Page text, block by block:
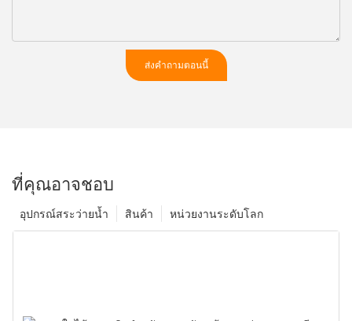
ส่งคำถามตอนนี้
ที่คุณอาจชอบ
หน่วยงานระดับโลก
สินค้า
อุปกรณ์สระว่ายน้ำ